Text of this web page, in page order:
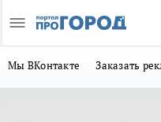
Мы ВКонтакте Заказать